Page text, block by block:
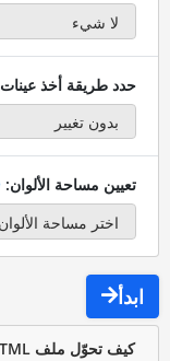
حدد طريقة أخذ عينات
تعيين مساحة الألوان:
ابدأ
كيف تحوّل ملف HTML إلى ملف JPG؟